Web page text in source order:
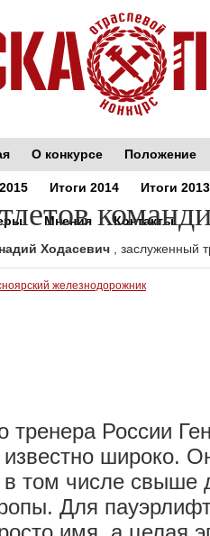
О конкурсе Положение
Итоги 2014 Итоги 2013
Мнения Контакты
Ходасевич , заслуженный
железнодорожник
тренера России
широко.
в том числе свыше
Для